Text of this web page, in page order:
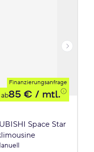
Finanzierungsanfrage
ab85 € / mtl.
Space Star